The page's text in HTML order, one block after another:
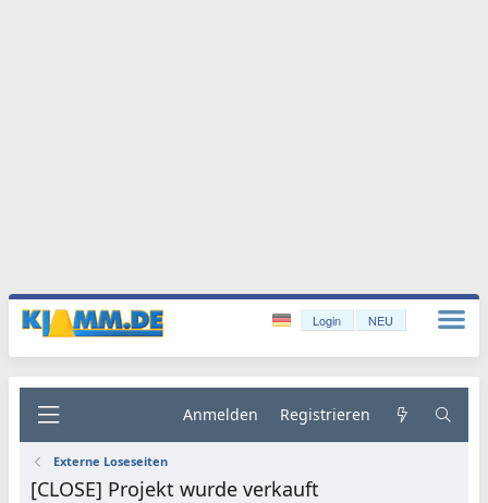
Login NEU
Anmelden Registrieren
Externe Loseseiten
[CLOSE] Projekt wurde verkauft